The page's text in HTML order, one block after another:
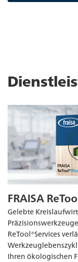
FRAISA
Gelebte
ReTool®Services
Ihren ökologischen